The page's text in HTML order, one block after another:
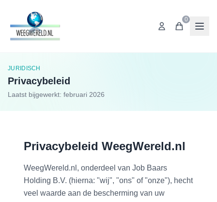
0
JURIDISCH
Privacybeleid
Laatst bijgewerkt: februari 2026
Privacybeleid WeegWereld.nl
WeegWereld.nl, onderdeel van Job Baars
Holding B.V. (hierna: "wij", "ons" of "onze"), hecht
veel waarde aan de bescherming van uw